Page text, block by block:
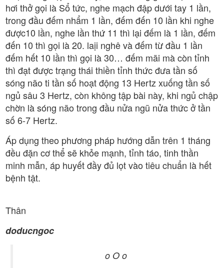
hơi thở gọi là Sổ tức, nghe mạch đập dưới tay 1 lần,
trong đầu đếm nhẩm 1 lần, đếm đến 10 lần khi nghe
được10 lần, nghe lần thứ 11 thì lại đếm là 1 lần, đếm
đến 10 thì gọi là 20. laịi nghê và đếm từ đầu 1 lần
đếm hết 10 lần thì gọi là 30… đếm mãi mà còn tỉnh
thì đạt được trạng thái thiền tỉnh thức đưa tần số
sóng não ti tần số hoạt động 13 Hertz xuống tần số
ngủ sâu 3 Hertz, còn không tập bài này, khi ngủ chập
chờn là sóng não trong đầu nửa ngũ nửa thức ở tần
số 6-7 Hertz.
Áp dụng theo phương pháp hướng dẫn trên 1 tháng
đều đặn cơ thể sẽ khỏe mạnh, tỉnh táo, tinh thần
minh mẫn, áp huyết đầy đủ lọt vào tiêu chuẩn là hết
bệnh tật.
Thân
doducngoc
o O o